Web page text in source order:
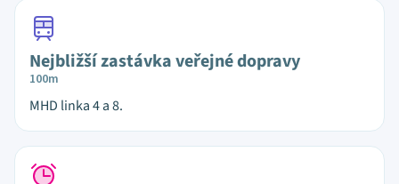
Nejbližší zastávka veřejné dopravy
100m
MHD linka 4 a 8.